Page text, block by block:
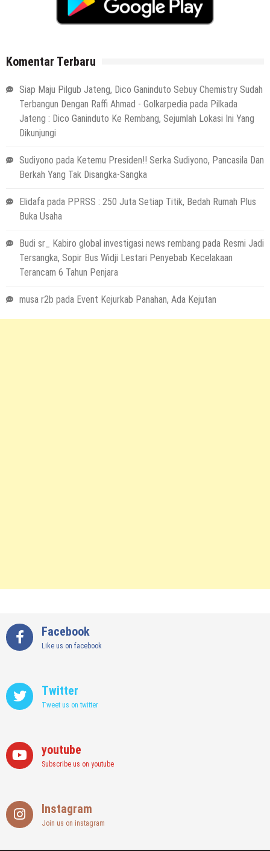
Komentar Terbaru
Siap Maju Pilgub Jateng, Dico Ganinduto Sebuy Chemistry Sudah
Terbangun Dengan Raffi Ahmad - Golkarpedia pada Pilkada
Jateng : Dico Ganinduto Ke Rembang, Sejumlah Lokasi Ini Yang
Dikunjungi
Sudiyono pada Ketemu Presiden!! Serka Sudiyono, Pancasila Dan
Berkah Yang Tak Disangka-Sangka
Elidafa pada PPRSS : 250 Juta Setiap Titik, Bedah Rumah Plus
Buka Usaha
Budi sr_ Kabiro global investigasi news rembang pada Resmi Jadi
Tersangka, Sopir Bus Widji Lestari Penyebab Kecelakaan
Terancam 6 Tahun Penjara
musa r2b pada Event Kejurkab Panahan, Ada Kejutan
Facebook
Like us on facebook
Twitter
Tweet us on twitter
youtube
Subscribe us on youtube
Instagram
Join us on instagram